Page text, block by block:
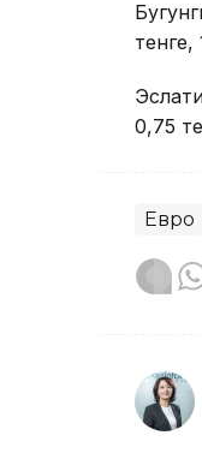
тенге,
0,75
Евро